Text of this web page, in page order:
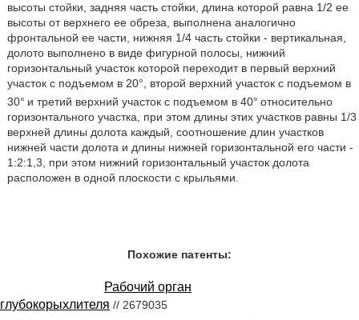
высоты стойки, задняя часть стойки, длина которой равна 1/2 ее
высоты от верхнего ее обреза, выполнена аналогично
фронтальной ее части, нижняя 1/4 часть стойки - вертикальная,
долото выполнено в виде фигурной полосы, нижний
горизонтальный участок которой переходит в первый верхний
участок с подъемом в 20°, второй верхний участок с подъемом в
30° и третий верхний участок с подъемом в 40° относительно
горизонтального участка, при этом длины этих участков равны 1/3
верхней длины долота каждый, соотношение длин участков
нижней части долота и длины нижней горизонтальной его части -
1:2:1,3, при этом нижний горизонтальный участок долота
расположен в одной плоскости с крыльями.
Похожие патенты:
Рабочий орган
глубокорыхлителя // 2679035